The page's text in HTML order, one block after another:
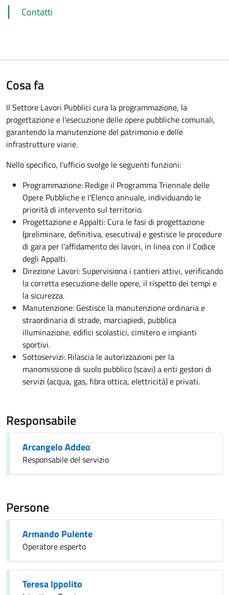
Contatti
Cosa fa
Il Settore Lavori Pubblici cura la programmazione, la
progettazione e l'esecuzione delle opere pubbliche comunali,
garantendo la manutenzione del patrimonio e delle
infrastrutture viarie.
Nello specifico, l'ufficio svolge le seguenti funzioni:
Programmazione: Redige il Programma Triennale delle
Opere Pubbliche e l'Elenco annuale, individuando le
priorità di intervento sul territorio.
Progettazione e Appalti: Cura le fasi di progettazione
(preliminare, definitiva, esecutiva) e gestisce le procedure
di gara per l'affidamento dei lavori, in linea con il Codice
degli Appalti.
Direzione Lavori: Supervisiona i cantieri attivi, verificando
la corretta esecuzione delle opere, il rispetto dei tempi e
la sicurezza.
Manutenzione: Gestisce la manutenzione ordinaria e
straordinaria di strade, marciapiedi, pubblica
illuminazione, edifici scolastici, cimitero e impianti
sportivi.
Sottoservizi: Rilascia le autorizzazioni per la
manomissione di suolo pubblico (scavi) a enti gestori di
servizi (acqua, gas, fibra ottica, elettricità) e privati.
Responsabile
Arcangelo Addeo
Responsabile del servizio
Persone
Armando Pulente
Operatore esperto
Teresa Ippolito